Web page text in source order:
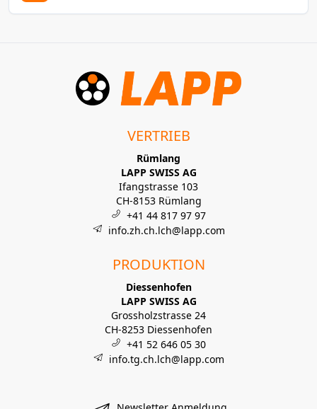
VERTRIEB
Rümlang
LAPP SWISS AG
Ifangstrasse 103
CH-8153 Rümlang
+41 44 817 97 97
info.zh.ch.lch@lapp.com
PRODUKTION
Diessenhofen
LAPP SWISS AG
Grossholzstrasse 24
CH-8253 Diessenhofen
+41 52 646 05 30
info.tg.ch.lch@lapp.com